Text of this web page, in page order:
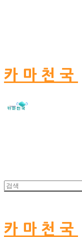
카마천국
카마천국